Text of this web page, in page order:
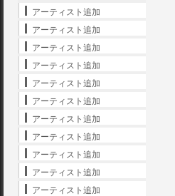
アーティスト追加
アーティスト追加
アーティスト追加
アーティスト追加
アーティスト追加
アーティスト追加
アーティスト追加
アーティスト追加
アーティスト追加
アーティスト追加
アーティスト追加